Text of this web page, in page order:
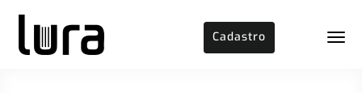
Cadastro